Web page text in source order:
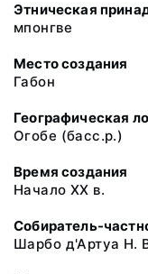
Этническая
мпонгве
Место создания
Габон
Географическая
Огобе (басс.р.)
Время создания
Начало XX в.
Собиратель-
Шарбо д'Артуа Н.